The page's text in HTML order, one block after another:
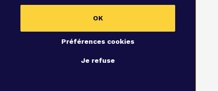
OK
Je refuse
Préférences cookies
d’un gros challenge